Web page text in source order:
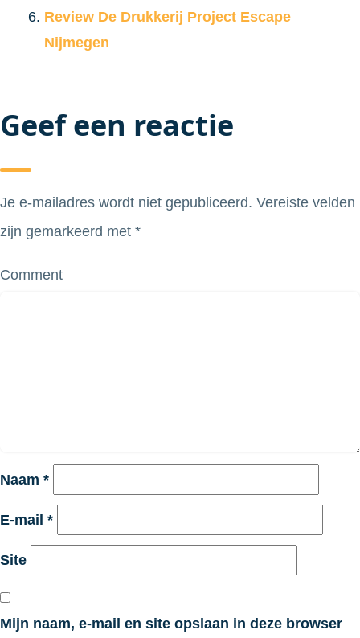
Review De Drukkerij Project Escape
Nijmegen
Geef een reactie
Je e-mailadres wordt niet gepubliceerd. Vereiste velden
zijn gemarkeerd met *
Comment
Naam *
E-mail *
Site
Mijn naam, e-mail en site opslaan in deze browser